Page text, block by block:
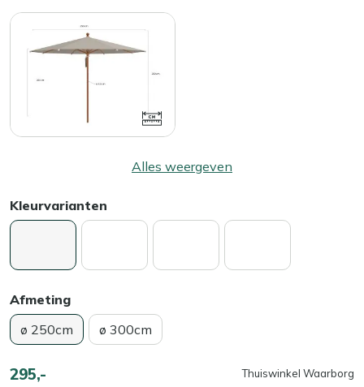
Alles weergeven
Kleurvarianten
Afmeting
ø 250cm
ø 300cm
295,- Thuiswinkel Waarborg